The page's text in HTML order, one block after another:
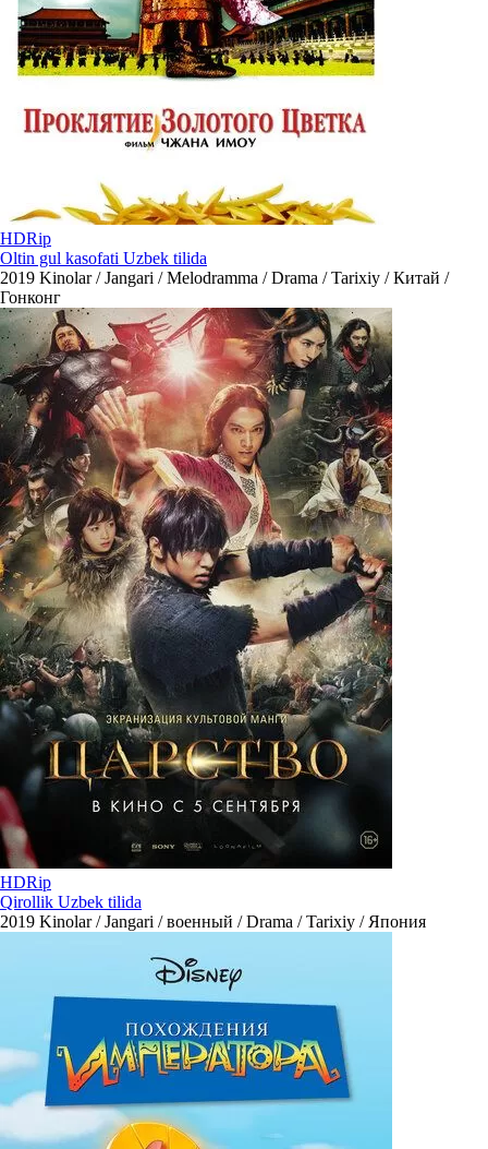
HDRip
Oltin gul kasofati Uzbek tilida
2019 Kinolar / Jangari / Melodramma / Drama / Tarixiy / Китай /
Гонконг
HDRip
Qirollik Uzbek tilida
2019 Kinolar / Jangari / военный / Drama / Tarixiy / Япония